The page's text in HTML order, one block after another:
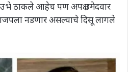
ठाकले आहेच पण अपक्ष उमेदवार
नडणार असल्याचे दिसू लागले